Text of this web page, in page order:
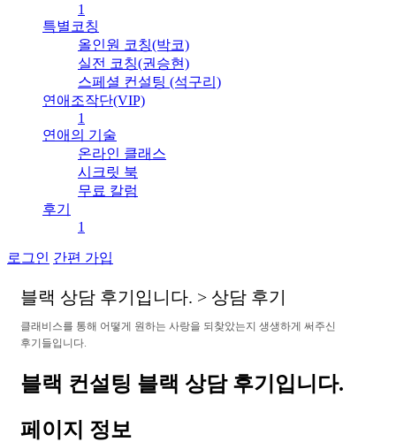
1
특별코칭
올인원 코칭(박코)
실전 코칭(권승현)
스페셜 컨설팅 (석구리)
연애조작단(VIP)
1
연애의 기술
온라인 클래스
시크릿 북
무료 칼럼
후기
1
로그인 간편 가입
블랙 상담 후기 입 니 다. > 상담 후기
클래비 스를 통해 어 떻게 원하는 사랑을 되 찾았는지 생생하게 써 주신
후기 들입 니 다.
블랙 컨설팅 블랙 상담 후기입니다.
페이지 정보